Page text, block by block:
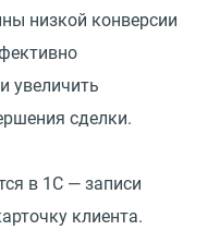
низкой конверсии
увеличить
сделки.
в 1C — записи
клиента.